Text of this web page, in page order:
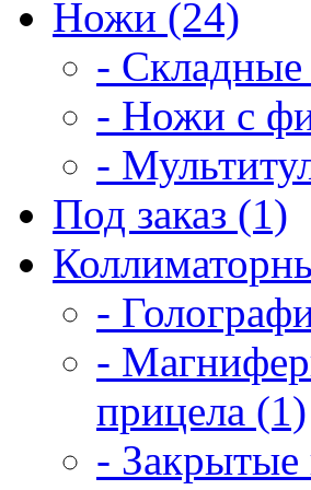
Ножи (24)
-
- Ножи с
-
Под заказ (1)
-
-
прицела (1)
-